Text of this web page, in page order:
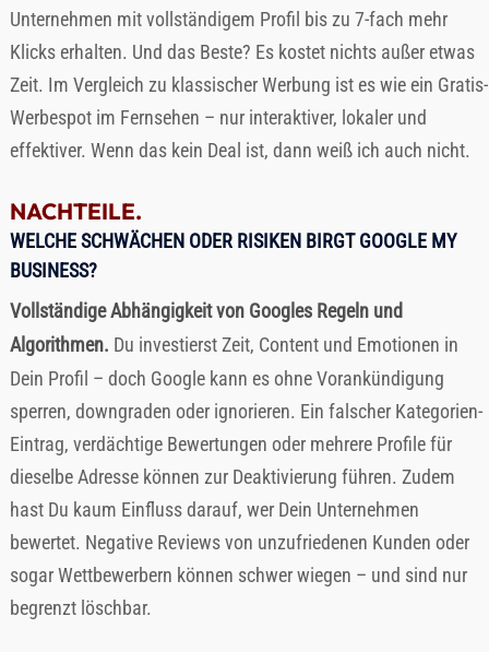
Unternehmen mit vollständigem Profil bis zu 7-fach mehr
Klicks erhalten. Und das Beste? Es kostet nichts außer etwas
Zeit. Im Vergleich zu klassischer Werbung ist es wie ein Gratis-
Werbespot im Fernsehen – nur interaktiver, lokaler und
effektiver. Wenn das kein Deal ist, dann weiß ich auch nicht.
NACHTEILE.
WELCHE SCHWÄCHEN ODER RISIKEN BIRGT GOOGLE MY
BUSINESS?
Vollständige Abhängigkeit von Googles Regeln und
Algorithmen. Du investierst Zeit, Content und Emotionen in
Dein Profil – doch Google kann es ohne Vorankündigung
sperren, downgraden oder ignorieren. Ein falscher Kategorien-
Eintrag, verdächtige Bewertungen oder mehrere Profile für
dieselbe Adresse können zur Deaktivierung führen. Zudem
hast Du kaum Einfluss darauf, wer Dein Unternehmen
bewertet. Negative Reviews von unzufriedenen Kunden oder
sogar Wettbewerbern können schwer wiegen – und sind nur
begrenzt löschbar.